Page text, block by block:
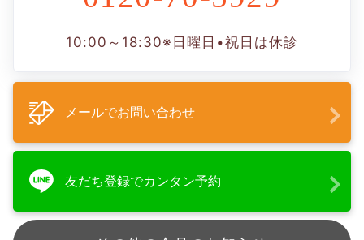
10:00～18:30※日曜日•祝日は休診
メールでお問い合わせ
友だち登録でカンタン予約